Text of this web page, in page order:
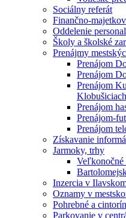
Sociálny referát
Finančno-
Oddelenie
Školy a školské
Prenájmy
Prenájom
Prenájom
Prenájom
Klobušiciach
Prenájom
Prenájom-
Prenájom
Získavanie
Jarmoky, trhy
Veľkonočné
Inzercia v
Oznamy v
Pohrebné a
Parkovanie v